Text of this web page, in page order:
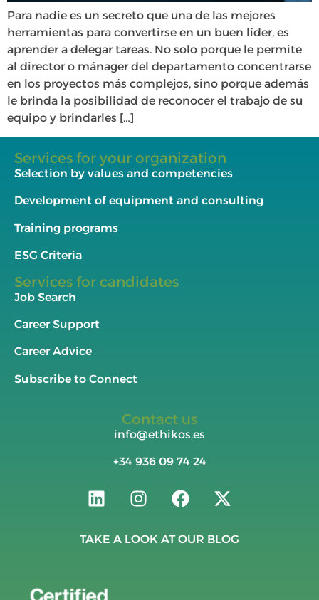
Para nadie es un secreto que una de las mejores
herramientas para convertirse en un buen líder, es
aprender a delegar tareas. No solo porque le permite
al director o mánager del departamento concentrarse
en los proyectos más complejos, sino porque además
le brinda la posibilidad de reconocer el trabajo de su
equipo y brindarles […]
Services for your organization
Selection by values and competencies
Development of equipment and consulting
Training programs
ESG Criteria
Services for candidates
Job Search
Career Support
Career Advice
Subscribe to Connect
Contact us
info@ethikos.es
+34 936 09 74 24
TAKE A LOOK AT OUR BLOG